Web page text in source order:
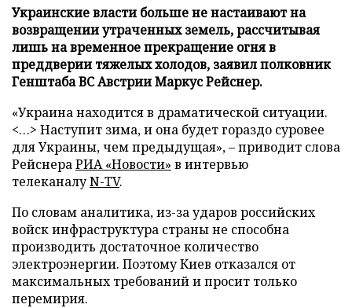
Украинские власти больше не настаивают на
возвращении утраченных земель, рассчитывая
лишь на временное прекращение огня в
преддверии тяжелых холодов, заявил полковник
Генштаба ВС Австрии Маркус Рейснер.
«Украина находится в драматической ситуации.
<…> Наступит зима, и она будет гораздо суровее
для Украины, чем предыдущая», – приводит слова
РейснераРИА «Новости» в интервью
телеканалуN-TV.
По словам аналитика, из-за ударов российских
войск инфраструктура страны не способна
производить достаточное количество
электроэнергии. Поэтому Киев отказался от
максимальных требований и просит только
перемирия.